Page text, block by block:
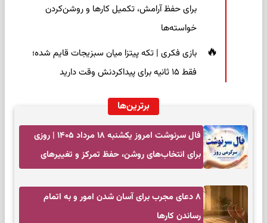
برای حفظ آرامش، تکمیل کارها و روشن‌کردن
خواسته‌ها
بازی فکری | تکه پیتزا میان سبزیجات قایم شده؛
فقط ۱۵ ثانیه برای پیداکردنش وقت دارید
برترین‌ها
فال سرنوشت امروز یکشنبه ۱۸ مرداد ۱۴۰۵ | روزی
برای انتخاب‌های روشن، حفظ تمرکز و تغییرهای
۸ دعای مجرب برای آسان شدن امور و به اتمام
رساندن کار‌ها